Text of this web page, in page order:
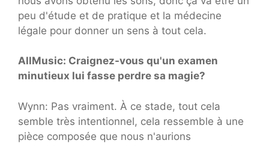
peu d'étude et de pratique et la médecine
légale pour donner un sens à tout cela.
AllMusic: Craignez-vous qu'un examen
minutieux lui fasse perdre sa magie?
Wynn: Pas vraiment. À ce stade, tout cela
semble très intentionnel, cela ressemble à une
pièce composée que nous n'aurions